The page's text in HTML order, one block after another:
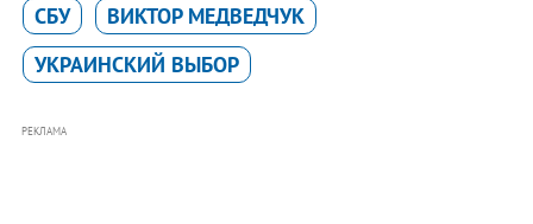
СБУ
ВИКТОР МЕДВЕДЧУК
УКРАИНСКИЙ ВЫБОР
РЕКЛАМА